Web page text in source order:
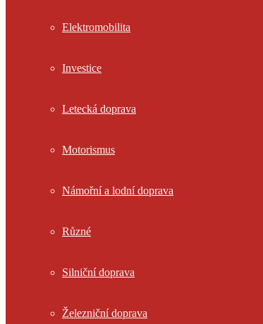
Elektromobilita
Investice
Letecká doprava
Motorismus
Námořní a lodní doprava
Různé
Silniční doprava
Železniční doprava